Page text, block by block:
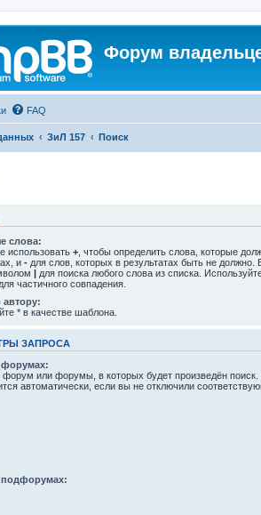
Форум
FAQ
ЗиЛ 157 Поиск
слова:
использовать + , чтобы определить слова, которые
и - для слов, которых в результатах быть не
| для поиска любого слова из списка.
частичного совпадения.
* в качестве шаблона.
ЗАПРОСА
форумах:
форум или форумы, в которых будет произведён
автоматически, если вы не отключили
подфорумах: